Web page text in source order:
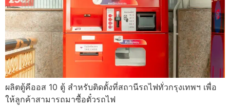
ผลิตตู้คีออส 10 ตู้ สำหรับติดตั้งที่สถานีรถไฟทั่วกรุงเทพฯ เพื่อ
ให้ลูกค้าสามารถมาซื้อตั๋วรถไฟ